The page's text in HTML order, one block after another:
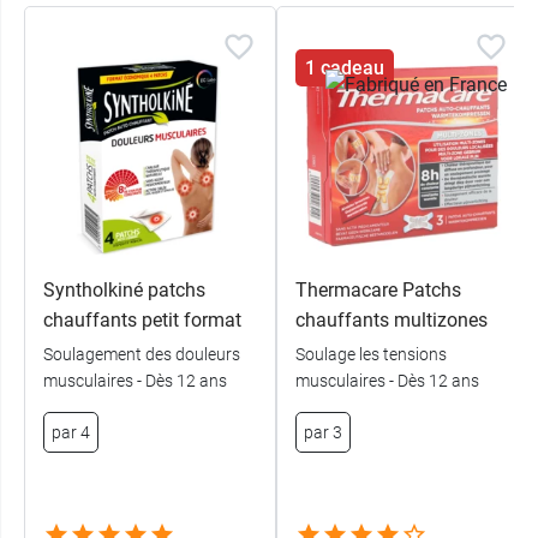
zones du corps, par exemple lepatch dos
ThermaCare.
Conditionnement :
2 patchs (emballés
individuellement).
Syntholkiné patchs
chauffants petit format
Soulagement des douleurs
musculaires - Dès 12 ans
par 4
1 cadeau
Thermacare Patchs
chauffants multizones
Soulage les tensions
musculaires - Dès 12 ans
par 3